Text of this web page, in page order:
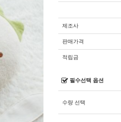
제조사
판매가격
적립금
필수선택 옵션
수량 선택